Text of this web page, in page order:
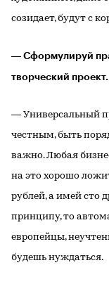
созидает, будут с
― Сформулируй
творческий проект.
― Универсальный
честным, быть
важно. Любая
на это хорошо
рублей, а имей сто
принципу, то
европейцы,
будешь нуждаться.